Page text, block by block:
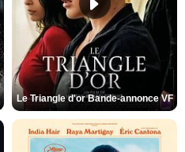
Le Triangle d'or Bande-annonce VF